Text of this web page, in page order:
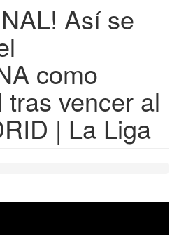
Así se
como
vencer al
| La Liga